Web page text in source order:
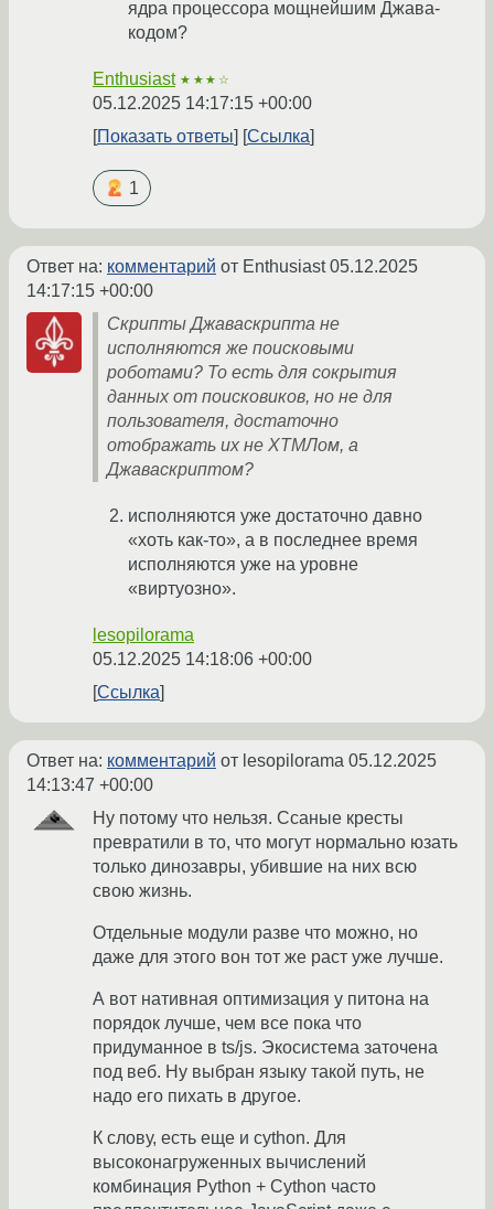
ядра процессора мощнейшим Джава-
кодом?
Enthusiast ★★★☆
05.12.2025 14:17:15 +00:00
Показать ответы
Ссылка
1
Ответ на: комментарий от Enthusiast05.12.2025
14:17:15 +00:00
Скрипты Джаваскрипта не
исполняются же поисковыми
роботами? То есть для сокрытия
данных от поисковиков, но не для
пользователя, достаточно
отображать их не ХТМЛом, а
Джаваскриптом?
исполняются уже достаточно давно
«хоть как-то», а в последнее время
исполняются уже на уровне
«виртуозно».
lesopilorama
05.12.2025 14:18:06 +00:00
Ссылка
Ответ на: комментарий от lesopilorama 05.12.2025
14:13:47 +00:00
Ну потому что нельзя. Ссаные кресты
превратили в то, что могут нормально юзать
только динозавры, убившие на них всю
свою жизнь.
Отдельные модули разве что можно, но
даже для этого вон тот же раст уже лучше.
А вот нативная оптимизация у питона на
порядок лучше, чем все пока что
придуманное в ts/js. Экосистема заточена
под веб. Ну выбран языку такой путь, не
надо его пихать в другое.
К слову, есть еще и cython. Для
высоконагруженных вычислений
комбинация Python + Cython часто